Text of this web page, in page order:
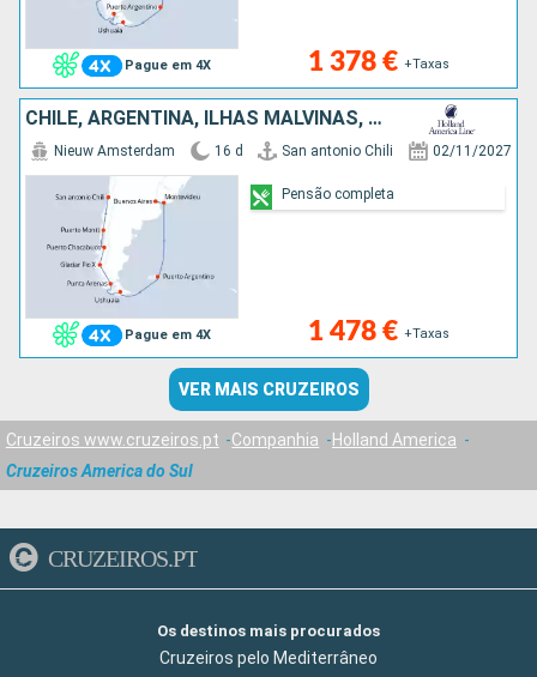
Pague em 4X 1 378 € +Taxas
CHILE, ARGENTINA, ILHAS MALVINAS, URUGUAI
Pague em 4X
Nieuw Amsterdam 16 d San antonio Chili 02/11/2027
1 478 € +Taxas
Pensão completa
VER MAIS CRUZEIROS
Cruzeiros www.cruzeiros.pt Companhia
Holland America
Cruzeiros America do Sul
CRUZEIROS.PT
Os destinos mais procurados
Cruzeiros pelo Mediterrâneo